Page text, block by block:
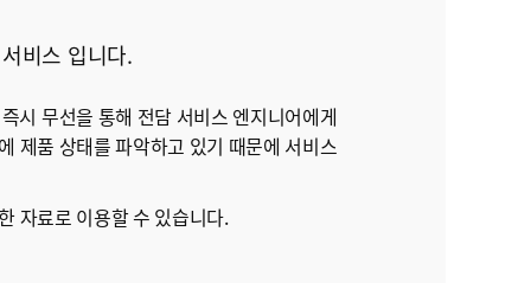
비스 입니다.
시 무선을 통해 전담 서비스 엔지니어에게
제품 상태를 파악하고 있기 때문에 서비스
자료로 이용할 수 있습니다.